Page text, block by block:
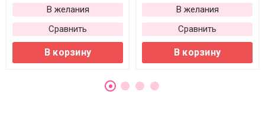
В желания
Сравнить
В корзину
В желания
Сравнить
В корзину